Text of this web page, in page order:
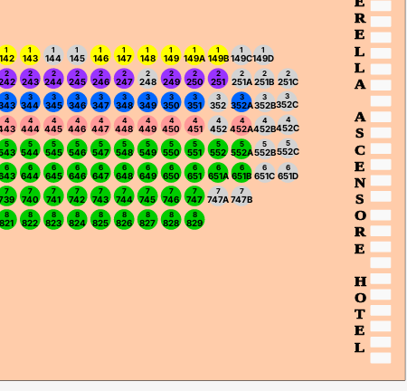
R
E
L
L
A
A
S
C
E
N
S
O
R
E
H
O
T
E
L
1
142
1
143
1
146
1
147
1
148
1
149
1
149A
2 2
243
2
244
2
245
2
246
2
247
2
249
2
250
3 3
344
3
345
3
346
3
347
3
348
3
349
3
350
3
351
4 4
444
4
445
4
446
4
447
4
448
4
449
4
450
4
451
5 5
544
5
545
5
546
5
547
5
548
5
549
5
550
5
551
6 6
644
6
645
6
646
6
647
6
648
6
649
6
650
6
651
7 7
740
7
741
7
742
7
743
7
744
7
745
7
746
7
747
8
821
8
822
8
823
8
824
8
825
8
826
8
827
8
828
8
829
2
251
3
352A
4
452A
5
552
5
552A
6
651A
6
651B
1
149B
1
144
1
145
2
248
2
251A
3
352
3
352B
4
452
4
452B
5
552B
6
651C
7
747A
7
747B
1
149C
1
149D
2
251B
2
251C
3
352C
4
452C
5
552C
6
651D